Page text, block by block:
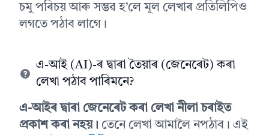
চমু পৰিচয় আৰু সম্ভৱ হ’লে মূল লেখাৰ প্ৰতিলিপিও
লগতে পঠাব লাগে।
এ-আই (AI)-ৰ দ্বাৰা তৈয়াৰ (জেনেৰেট) কৰা
লেখা পঠাব পাৰিমনে?
এ-আইৰ দ্বাৰা জেনেৰেট কৰা লেখা নীলা চৰাইত
প্ৰকাশ কৰা নহয়। তেনে লেখা আমালৈ নপঠাব। এই